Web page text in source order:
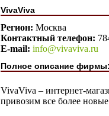
VivaViva
Регион: Москва
Контактный телефон:
E-mail: info@vivaviva.ru
Полное описание
VivaViva – интернет-
привозим все более